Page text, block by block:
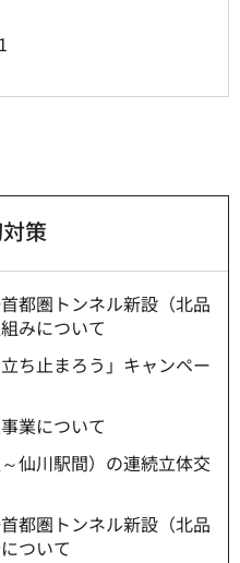
策
都圏トンネル新設（北品
みについて
ち止まろう」キャンペー
業について
仙川駅間）の連続立体交
都圏トンネル新設（北品
ついて